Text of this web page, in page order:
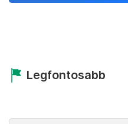
Legfontosabb